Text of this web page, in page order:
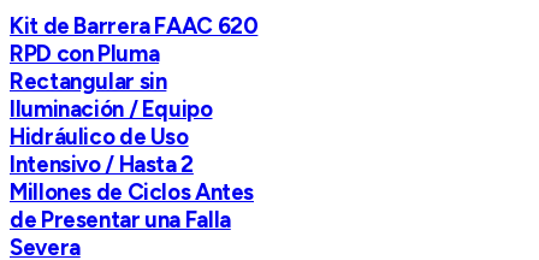
Kit de Barrera FAAC 620
RPD con Pluma
Rectangular sin
Iluminación / Equipo
Hidráulico de Uso
Intensivo / Hasta 2
Millones de Ciclos Antes
de Presentar una Falla
Severa